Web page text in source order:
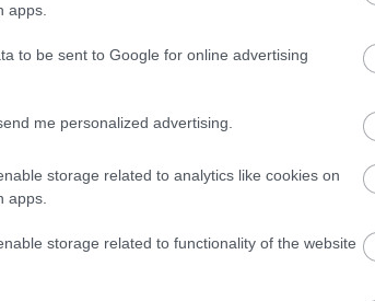
apps.
to be sent to Google for online advertising
me personalized advertising.
storage related to analytics like cookies on
apps.
storage related to functionality of the website